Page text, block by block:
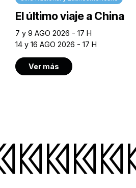
El último viaje a China
7 y 9 AGO 2026 - 17 H
14 y 16 AGO 2026 - 17 H
Ver más